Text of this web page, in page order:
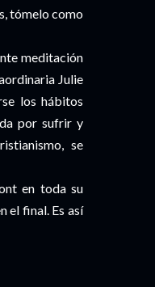
tómelo como
meditación
Julie
los hábitos
por sufrir y
se
en toda su
el final. Es así